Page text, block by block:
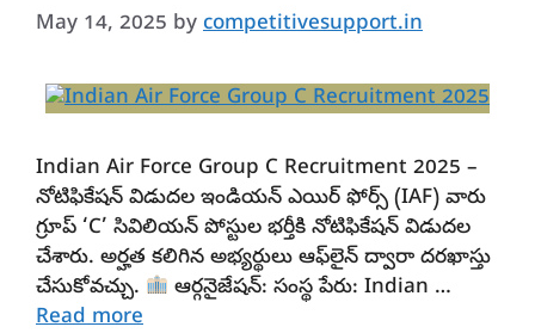
May 14, 2025 by competitivesupport.in
Indian Air Force Group C Recruitment 2025 –
నోటిఫికేషన్ విడుదల ఇండియన్ ఎయిర్ ఫోర్స్ (IAF) వారు
గ్రూప్ ‘C’ సివిలియన్ పోస్టుల భర్తీకి నోటిఫికేషన్ విడుదల
చేశారు. అర్హత కలిగిన అభ్యర్థులు ఆఫ్‌లైన్ ద్వారా దరఖాస్తు
చేసుకోవచ్చు.
ఆర్గనైజేషన్: సంస్థ పేరు: Indian …
Read more